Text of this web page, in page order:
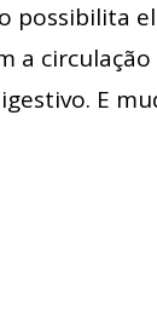
possibilita
a
E